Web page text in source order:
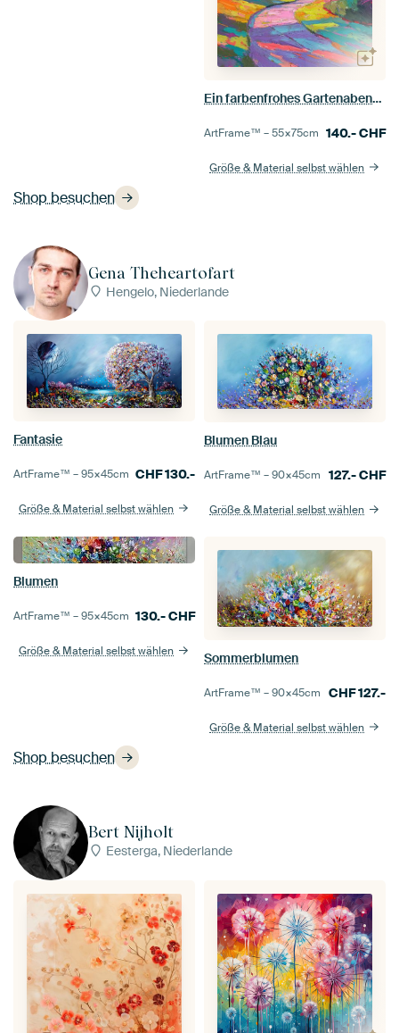
Shop besuchen
Ein farbenfrohes Gartenabenteuer erwartet Sie
ArtFrame™ –55×75cm 140.-CHF
Größe & Material selbst wählen
Gena Theheartofart
Hengelo, Niederlande
Shop besuchen
Fantasie
ArtFrame™ –95×45cm CHF130.-
Größe & Material selbst wählen
Blumen Blau
ArtFrame™ –90×45cm 127.-CHF
Größe & Material selbst wählen
Blumen
ArtFrame™ –95×45cm 130.-CHF
Größe & Material selbst wählen Sommerblumen
ArtFrame™ –90×45cm CHF127.-
Größe & Material selbst wählen
Bert Nijholt
Eesterga, Niederlande